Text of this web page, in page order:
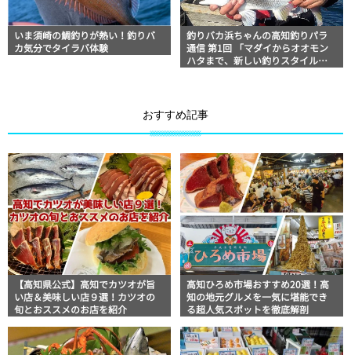
いま須崎の鯛釣りが熱い！釣りバ
カ気分でタイラバ体験
釣りバカ浜ちゃんの高知釣りパラ
通信 第1回 「マダイからオオモン
ハタまで、新しい釣りスタイル
おすすめ記事
【高知県公式】高知でカツオが旨
い店＆美味しい店９選！カツオの
旬とおススメのお店を紹介
高知ひろめ市場おすすめ20選！高
知の地元グルメを一気に堪能でき
る超人気スポットを徹底解剖